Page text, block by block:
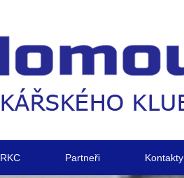
RKC Partneři Kontakty